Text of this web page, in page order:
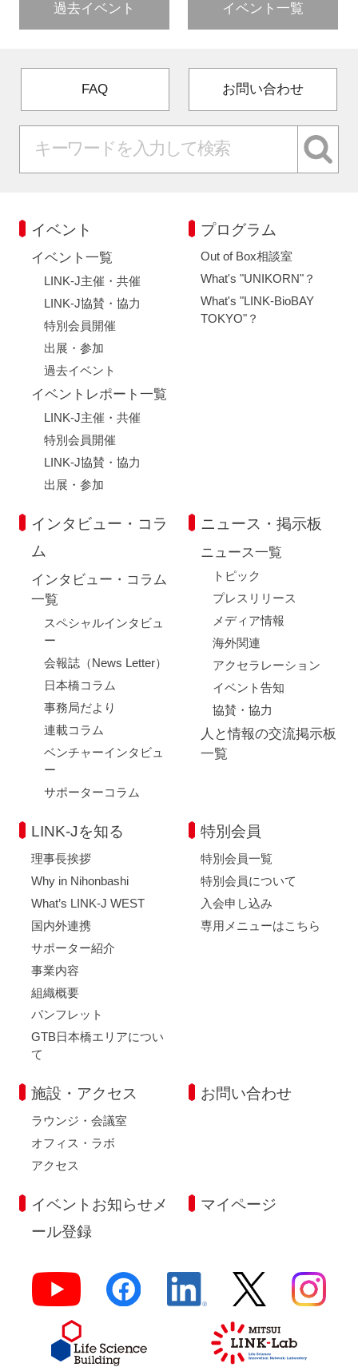
過去イベント イベント一覧
FAQ お問い合わせ
イベント
イベント一覧
LINK-J主催・共催
LINK-J協賛・協力
特別会員開催
出展・参加
過去イベント
イベントレポート一覧
LINK-J主催・共催
特別会員開催
LINK-J協賛・協力
出展・参加
プログラム
Out of Box相談室
What's "UNIKORN"？
What's "LINK-BioBAY
TOKYO"？
インタビュー・コラ
ム
インタビュー・コラム
一覧
スペシャルインタビュ
ー
会報誌（News Letter）
日本橋コラム
事務局だより
連載コラム
ベンチャーインタビュ
ー
サポーターコラム
ニュース・掲示板
ニュース一覧
トピック
プレスリリース
メディア情報
海外関連
アクセラレーション
イベント告知
協賛・協力
人と情報の交流掲示板
一覧
LINK-Jを知る
理事長挨拶
Why in Nihonbashi
What’s LINK-J WEST
国内外連携
サポーター紹介
事業内容
組織概要
パンフレット
GTB日本橋エリアについ
て
特別会員
特別会員一覧
特別会員について
入会申し込み
専用メニューはこちら
施設・アクセス
ラウンジ・会議室
オフィス・ラボ
アクセス
お問い合わせ
イベントお知らせメ
ール登録
マイページ